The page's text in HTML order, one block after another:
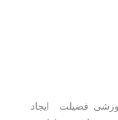
فضیلت ایجاد